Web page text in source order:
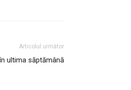
Articolul următor
ultima săptămână